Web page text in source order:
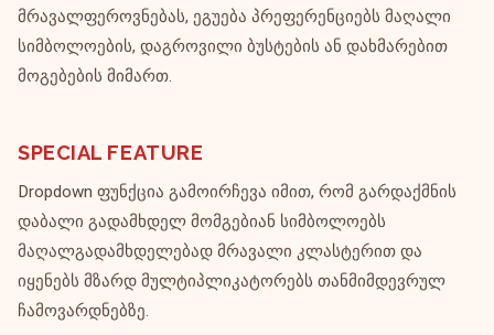
მრავალფეროვნებას, ეგუება პრეფერენციებს მაღალი
სიმბოლოების, დაგროვილი ბუსტების ან დახმარებით
მოგებების მიმართ.
SPECIAL FEATURE
Dropdown ფუნქცია გამოირჩევა იმით, რომ გარდაქმნის
დაბალი გადამხდელ მომგებიან სიმბოლოებს
მაღალგადამხდელებად მრავალი კლასტერით და
იყენებს მზარდ მულტიპლიკატორებს თანმიმდევრულ
ჩამოვარდნებზე.